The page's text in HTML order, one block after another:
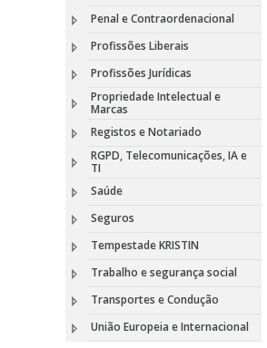
Penal e Contraordenacional
Profissões Liberais
Profissões Jurídicas
Propriedade Intelectual e
Marcas
Registos e Notariado
RGPD, Telecomunicações, IA e
TI
Saúde
Seguros
Tempestade KRISTIN
Trabalho e segurança social
Transportes e Condução
União Europeia e Internacional